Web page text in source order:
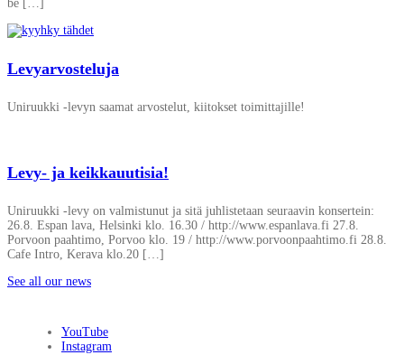
be […]
Levyarvosteluja
Uniruukki -levyn saamat arvostelut, kiitokset toimittajille!
Levy- ja keikkauutisia!
Uniruukki -levy on valmistunut ja sitä juhlistetaan seuraavin konsertein:
26.8. Espan lava, Helsinki klo. 16.30 / http://www.espanlava.fi 27.8.
Porvoon paahtimo, Porvoo klo. 19 / http://www.porvoonpaahtimo.fi 28.8.
Cafe Intro, Kerava klo.20 […]
See all our news
YouTube
Instagram